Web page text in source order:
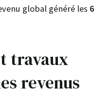
global généré les 6
travaux
revenus